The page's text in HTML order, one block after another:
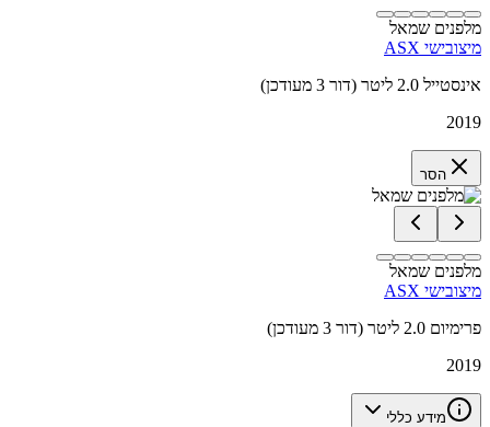
מלפנים שמאל
מיצובישי ASX
אינסטייל 2.0 ליטר (דור 3 מעודכן)
2019
הסר
מלפנים שמאל
מיצובישי ASX
פרימיום 2.0 ליטר (דור 3 מעודכן)
2019
מידע כללי